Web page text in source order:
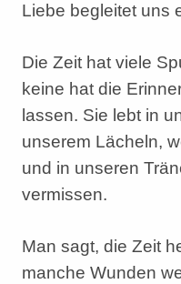
Liebe begleitet uns
Die Zeit hat viele
keine hat die
lassen. Sie lebt in
unserem Lächeln,
und in unseren
vermissen.
Man sagt, die Zeit
manche Wunden